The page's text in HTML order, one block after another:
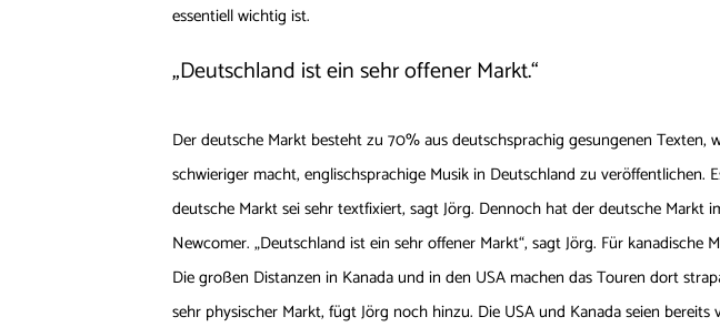
essentiell wichtig ist.
„Deutschland ist ein sehr offener Markt.“
Der deutsche Markt besteht zu 70% aus deutschsprachig gesungenen Texten,
schwieriger macht, englischsprachige Musik in Deutschland zu
deutsche Markt sei sehr textfixiert, sagt Jörg. Dennoch hat der deutsche
Newcomer. „Deutschland ist ein sehr offener Markt“, sagt Jörg. Für
Die großen Distanzen in Kanada und in den USA machen das Touren dort
sehr physischer Markt, fügt Jörg noch hinzu. Die USA und Kanada seien